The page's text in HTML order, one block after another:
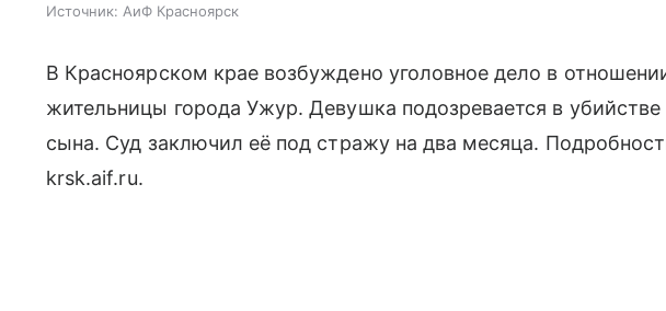
Источник: АиФ Красноярск
В Красноярском крае возбуждено уголовное дело в
жительницы города Ужур. Девушка подозревается в убийстве
сына. Суд заключил её под стражу на два месяца.
krsk.aif.ru.